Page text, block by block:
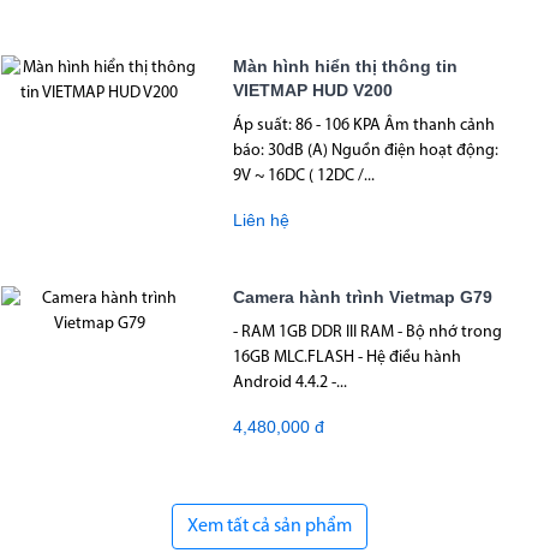
Màn hình hiển thị thông tin
VIETMAP HUD V200
Áp suất: 86 - 106 KPA Âm thanh cảnh
báo: 30dB (A) Nguồn điện hoạt động:
9V ~ 16DC ( 12DC /...
Liên hệ
Camera hành trình Vietmap G79
- RAM 1GB DDR III RAM - Bộ nhớ trong
16GB MLC.FLASH - Hệ điều hành
Android 4.4.2 -...
4,480,000 đ
Xem tất cả sản phẩm